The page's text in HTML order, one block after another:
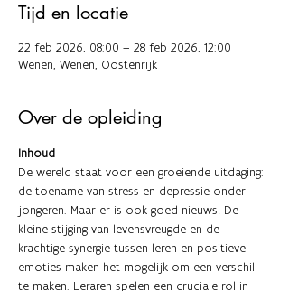
Tijd en locatie
22 feb 2026, 08:00 – 28 feb 2026, 12:00
Wenen, Wenen, Oostenrijk
Over de opleiding
Inhoud
De wereld staat voor een groeiende uitdaging:
de toename van stress en depressie onder
jongeren. Maar er is ook goed nieuws! De
kleine stijging van levensvreugde en de
krachtige synergie tussen leren en positieve
emoties maken het mogelijk om een verschil
te maken. Leraren spelen een cruciale rol in